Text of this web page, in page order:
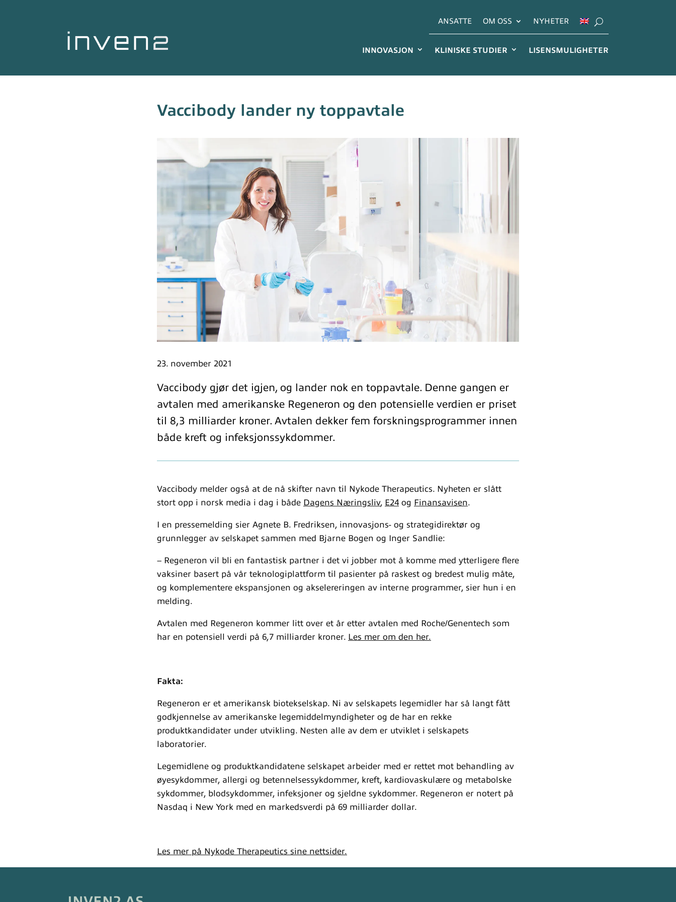
ANSATTE OM OSS NYHETER
INNOVASJON KLINISKE STUDIER LISENSMULIGHETER
Vaccibody lander ny toppavtale
23. november 2021
Vaccibody gjør det igjen, og lander nok en toppavtale. Denne gangen er
avtalen med amerikanske Regeneron og den potensielle verdien er priset
til 8,3 milliarder kroner. Avtalen dekker fem forskningsprogrammer innen
både kreft og infeksjonssykdommer.
Vaccibody melder også at de nå skifter navn til Nykode Therapeutics. Nyheten er slått
stort opp i norsk media i dag i både Dagens Næringsliv, E24 og Finansavisen.
I en pressemelding sier Agnete B. Fredriksen, innovasjons- og strategidirektør og
grunnlegger av selskapet sammen med Bjarne Bogen og Inger Sandlie:
– Regeneron vil bli en fantastisk partner i det vi jobber mot å komme med ytterligere flere
vaksiner basert på vår teknologiplattform til pasienter på raskest og bredest mulig måte,
og komplementere ekspansjonen og akselereringen av interne programmer, sier hun i en
melding.
Avtalen med Regeneron kommer litt over et år etter avtalen med Roche/Genentech som
har en potensiell verdi på 6,7 milliarder kroner. Les mer om den her.
Fakta:
Regeneron er et amerikansk biotekselskap. Ni av selskapets legemidler har så langt fått
godkjennelse av amerikanske legemiddelmyndigheter og de har en rekke
produktkandidater under utvikling. Nesten alle av dem er utviklet i selskapets
laboratorier.
Legemidlene og produktkandidatene selskapet arbeider med er rettet mot behandling av
øyesykdommer, allergi og betennelsessykdommer, kreft, kardiovaskulære og metabolske
sykdommer, blodsykdommer, infeksjoner og sjeldne sykdommer. Regeneron er notert på
Nasdaq i New York med en markedsverdi på 69 milliarder dollar.
Les mer på Nykode Therapeutics sine nettsider.